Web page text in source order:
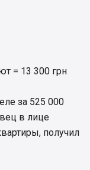
= 13 300 грн
за 525 000
в лице
получил